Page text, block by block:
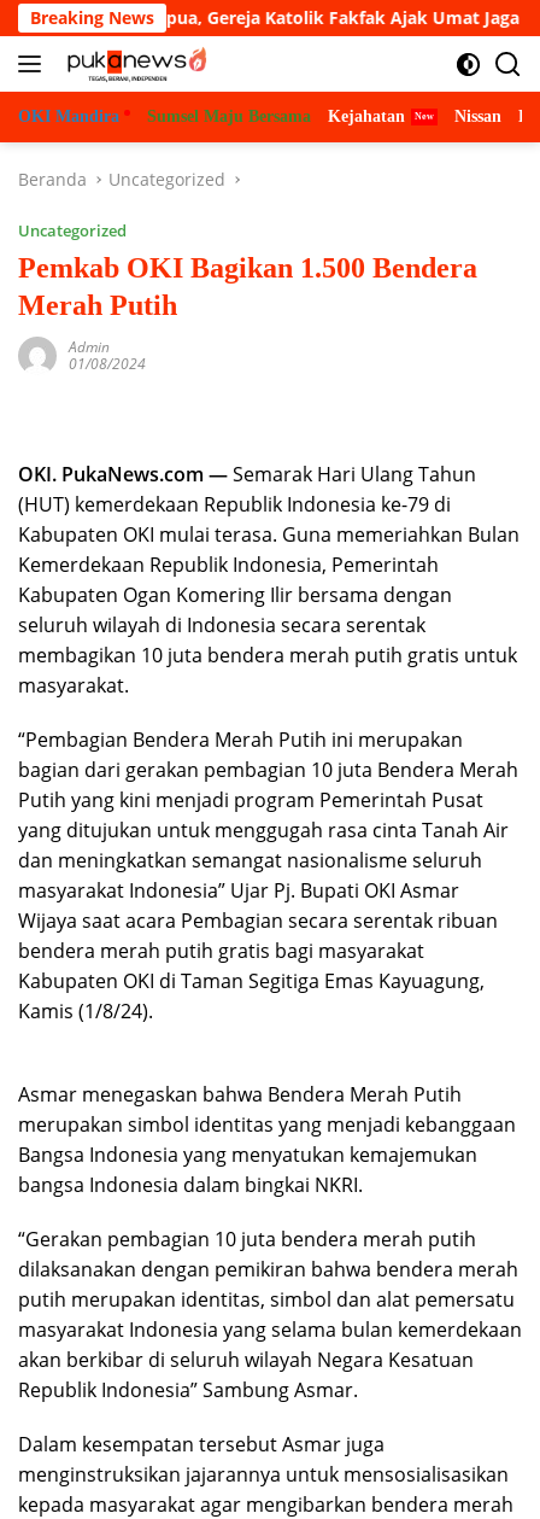
Langsung
ke
konten
Breaking News
Masuk Papua, Gereja Katolik Fakfak Ajak Umat Jaga Toleransi
OKI Mandira Sumsel Maju Bersama Kejahatan Nissan
Beranda Uncategorized
Uncategorized
Pemkab OKI Bagikan 1.500 Bendera
Merah Putih
Admin
01/08/2024
OKI. PukaNews.com —Semarak Hari Ulang Tahun
(HUT) kemerdekaan Republik Indonesia ke-79 di
Kabupaten OKI mulai terasa. Guna memeriahkan Bulan
Kemerdekaan Republik Indonesia, Pemerintah
Kabupaten Ogan Komering Ilir bersama dengan
seluruh wilayah di Indonesia secara serentak
membagikan 10 juta bendera merah putih gratis untuk
masyarakat.
“Pembagian Bendera Merah Putih ini merupakan
bagian dari gerakan pembagian 10 juta Bendera Merah
Putih yang kini menjadi program Pemerintah Pusat
yang ditujukan untuk menggugah rasa cinta Tanah Air
dan meningkatkan semangat nasionalisme seluruh
masyarakat Indonesia” Ujar Pj. Bupati OKI Asmar
Wijaya saat acara Pembagian secara serentak ribuan
bendera merah putih gratis bagi masyarakat
Kabupaten OKI di Taman Segitiga Emas Kayuagung,
Kamis (1/8/24).
Asmar menegaskan bahwa Bendera Merah Putih
merupakan simbol identitas yang menjadi kebanggaan
Bangsa Indonesia yang menyatukan kemajemukan
bangsa Indonesia dalam bingkai NKRI.
“Gerakan pembagian 10 juta bendera merah putih
dilaksanakan dengan pemikiran bahwa bendera merah
putih merupakan identitas, simbol dan alat pemersatu
masyarakat Indonesia yang selama bulan kemerdekaan
akan berkibar di seluruh wilayah Negara Kesatuan
Republik Indonesia” Sambung Asmar.
Dalam kesempatan tersebut Asmar juga
menginstruksikan jajarannya untuk mensosialisasikan
kepada masyarakat agar mengibarkan bendera merah